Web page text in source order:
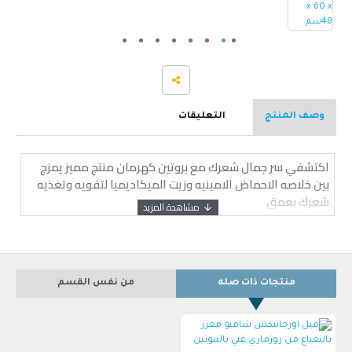
وصف المنتج التعليقات
اكتشفي سر جمال شعرك مع بروتين كهرمان منتج مميز يمزج
بين خلاصه الاحماض الامينيه وزيت الميكاديميا لتقويه وتغذيه
شعرك بعمق
منتجات ذات صله من نفس القسم